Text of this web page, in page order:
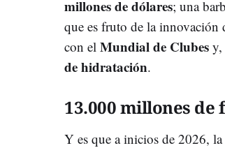
millones de dólares; una
que es fruto de la
con el Mundial de Clubes y,
de hidratación.
13.000 millones
Y es que a inicios de 2026,